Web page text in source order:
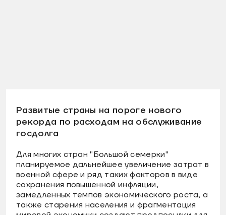
Развитые страны на пороге нового
рекорда по расходам на обслуживание
госдолга
Для многих стран "Большой семерки"
планируемое дальнейшее увеличение затрат в
военной сфере и ряд таких факторов в виде
сохранения повышенной инфляции,
замедленных темпов экономического роста, а
также старения населения и фрагментация